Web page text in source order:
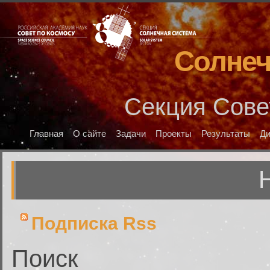
Секция
Главная О сайте Задачи Проекты Результаты
Подписка Rss
Поиск